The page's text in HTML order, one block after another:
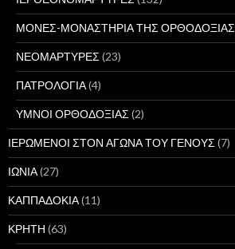
ΜΟΝΕΣ-ΜΟΝΑΣΤΗΡΙΑ ΤΗΣ ΟΡΘΟΔΟΞΙΑΣ
ΝΕΟΜΑΡΤΥΡΕΣ (23)
ΠΑΤΡΟΛΟΓΙΑ(4)
ΥΜΝΟΙ ΟΡΘΟΔΟΞΙΑΣ (2)
ΙΕΡΩΜΕΝΟΙ ΣΤΟΝ ΑΓΩΝΑ ΤΟΥ ΓΕΝΟΥΣ (7)
ΙΩΝΙΑ(27)
ΚΑΠΠΑΔΟΚΙΑ(11)
ΚΡΗΤΗ (63)